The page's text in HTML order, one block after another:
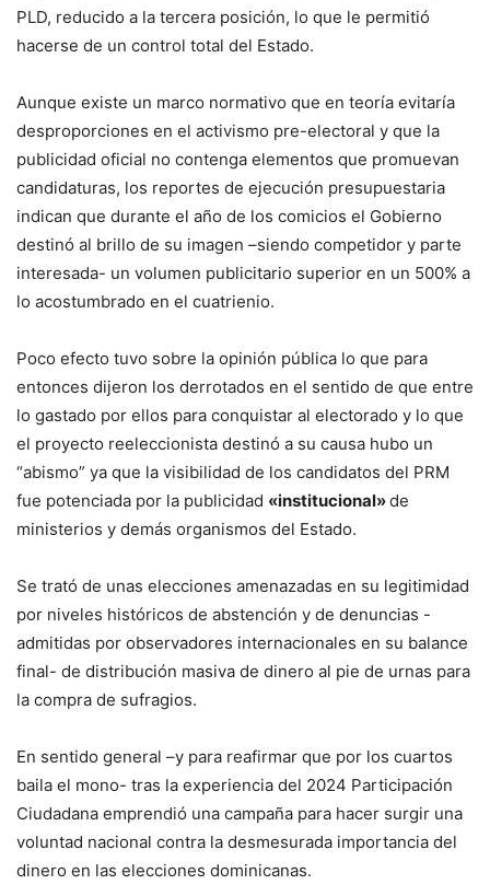
PLD, reducido a la tercera posición, lo que le permitió
hacerse de un control total del Estado.
Aunque existe un marco normativo que en teoría evitaría
desproporciones en el activismo pre-electoral y que la
publicidad oficial no contenga elementos que promuevan
candidaturas, los reportes de ejecución presupuestaria
indican que durante el año de los comicios el Gobierno
destinó al brillo de su imagen –siendo competidor y parte
interesada- un volumen publicitario superior en un 500% a
lo acostumbrado en el cuatrienio.
Poco efecto tuvo sobre la opinión pública lo que para
entonces dijeron los derrotados en el sentido de que entre
lo gastado por ellos para conquistar al electorado y lo que
el proyecto reeleccionista destinó a su causa hubo un
“abismo” ya que la visibilidad de los candidatos del PRM
fue potenciada por la publicidad «institucional»de
ministerios y demás organismos del Estado.
Se trató de unas elecciones amenazadas en su legitimidad
por niveles históricos de abstención y de denuncias -
admitidas por observadores internacionales en su balance
final- de distribución masiva de dinero al pie de urnas para
la compra de sufragios.
En sentido general –y para reafirmar que por los cuartos
baila el mono- tras la experiencia del 2024 Participación
Ciudadana emprendió una campaña para hacer surgir una
voluntad nacional contra la desmesurada importancia del
dinero en las elecciones dominicanas.